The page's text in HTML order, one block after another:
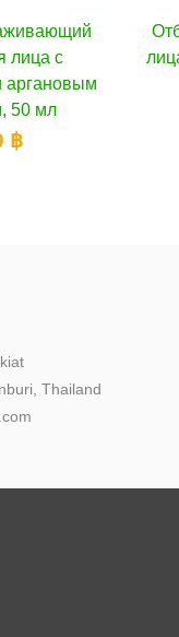
В корзинукрем для
пудрой,
50 г
300 ฿
Thailand